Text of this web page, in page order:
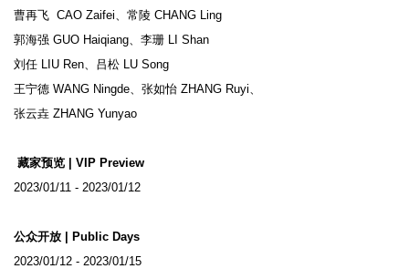
曹再飞 CAO Zaifei、常陵 CHANG Ling
郭海强 GUO Haiqiang、 李珊 LI Shan
刘任 LIU Ren、 吕松 LU Song
王宁德 WANG Ningde、 张如怡 ZHANG Ruyi、
张云垚 ZHANG Yunyao
藏家预览 | VIP Preview
2023/01/11 - 2023/01/12
公众开放 | Public Days
2023/01/12 - 2023/01/15